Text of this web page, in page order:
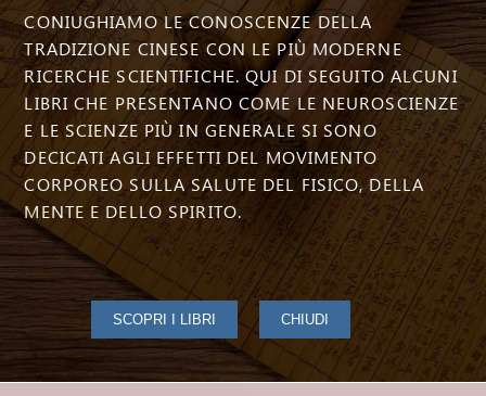
CONIUGHIAMO LE CONOSCENZE DELLA
TRADIZIONE CINESE CON LE PIÙ MODERNE
RICERCHE SCIENTIFICHE. QUI DI SEGUITO ALCUNI
LIBRI CHE PRESENTANO COME LE NEUROSCIENZE
E LE SCIENZE PIÙ IN GENERALE SI SONO
DECICATI AGLI EFFETTI DEL MOVIMENTO
CORPOREO SULLA SALUTE DEL FISICO, DELLA
MENTE E DELLO SPIRITO.